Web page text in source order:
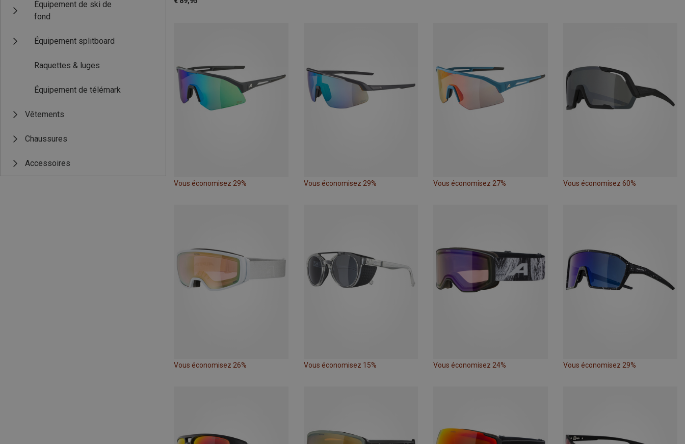
Équipement de ski de
fond
Équipement splitboard
Raquettes & luges
Équipement de télémark
Vêtements
Chaussures
Accessoires
Vous économisez 29% Vous économisez 29% Vous économisez 27% Vous économisez 60%
Vous économisez 26% Vous économisez 15% Vous économisez 24% Vous économisez 29%